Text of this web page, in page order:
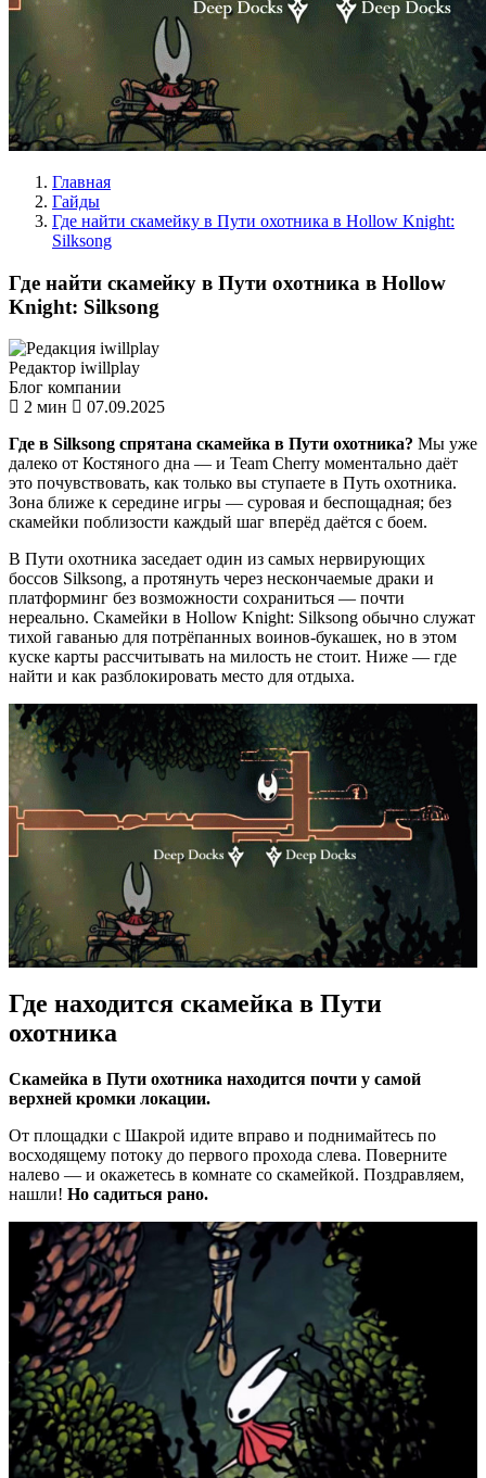
Главная
Гайды
Где найти скамейку в Пути охотника в Hollow Knight:
Silksong
Где найти скамейку в Пути охотника в Hollow
Knight: Silksong
Редактор iwillplay
Блог компании
2 мин
07.09.2025
Где в Silksong спрятана скамейка в Пути охотника? Мы уже
далеко от Костяного дна — и Team Cherry моментально даёт
это почувствовать, как только вы ступаете в Путь охотника.
Зона ближе к середине игры — суровая и беспощадная; без
скамейки поблизости каждый шаг вперёд даётся с боем.
В Пути охотника заседает один из самых нервирующих
боссов Silksong, а протянуть через нескончаемые драки и
платформинг без возможности сохраниться — почти
нереально. Скамейки в Hollow Knight: Silksong обычно служат
тихой гаванью для потрёпанных воинов-букашек, но в этом
куске карты рассчитывать на милость не стоит. Ниже — где
найти и как разблокировать место для отдыха.
Где находится скамейка в Пути
охотника
Скамейка в Пути охотника находится почти у самой
верхней кромки локации.
От площадки с Шакрой идите вправо и поднимайтесь по
восходящему потоку до первого прохода слева. Поверните
налево — и окажетесь в комнате со скамейкой. Поздравляем,
нашли! Но садиться рано.